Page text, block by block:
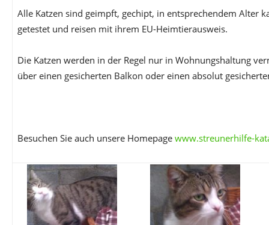
Alle Katzen sind geimpft, gechipt, in entsprechendem Alter
getestet und reisen mit ihrem EU-Heimtierausweis.
Die Katzen werden in der Regel nur in Wohnungshaltung
über einen gesicherten Balkon oder einen absolut
Besuchen Sie auch unsere Homepage www.streunerhilfe-